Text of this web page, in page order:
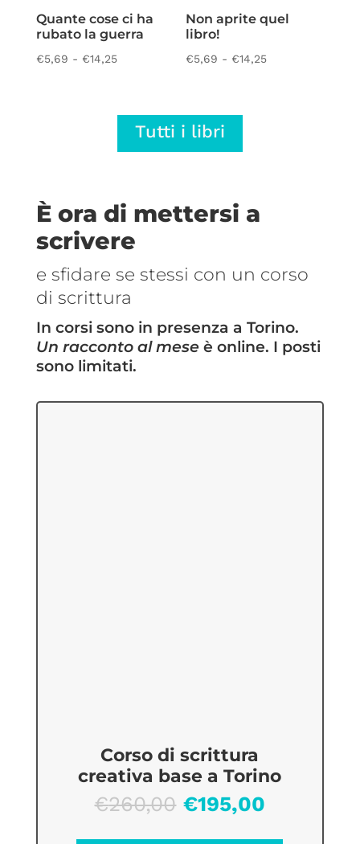
Quante cose ci ha
rubato la guerra
€5,69 - €14,25Fascia
€5,69
Non aprite quel
libro!
€5,69 - €14,25Fascia
Tutti i libri
È ora di mettersi a
scrivere
e sfidare se stessi con un corso
di scrittura
In corsi sono in presenza a Torino.
Un racconto al meseè online. I posti
sono limitati.
Corso di scrittura
creativa base a Torino
€260,00 Il
€195,00